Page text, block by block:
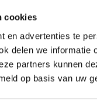
cookies
en advertenties te
delen we
partners kunnen
op basis van uw